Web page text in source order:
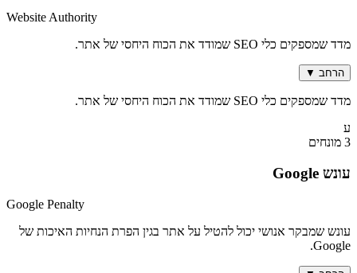
Website Authority
מדד שמספקים כלי SEO שמודד את הכוח היחסי של אתר.
הרחב ▼
מדד שמספקים כלי SEO שמודד את הכוח היחסי של אתר.
ע
3 מונחים
עונש Google
Google Penalty
עונש שמבקר אנושי יכול להטיל על אתר בגין הפרת הנחיות האיכות של
Google.